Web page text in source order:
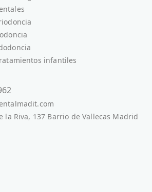
infantiles
la Riva, 137 Barrio de Vallecas Madrid